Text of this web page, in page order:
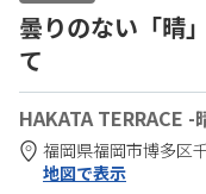
曇りのない「晴
て
HAKATA TERRACE
福岡県福岡市博多区
地図で表示